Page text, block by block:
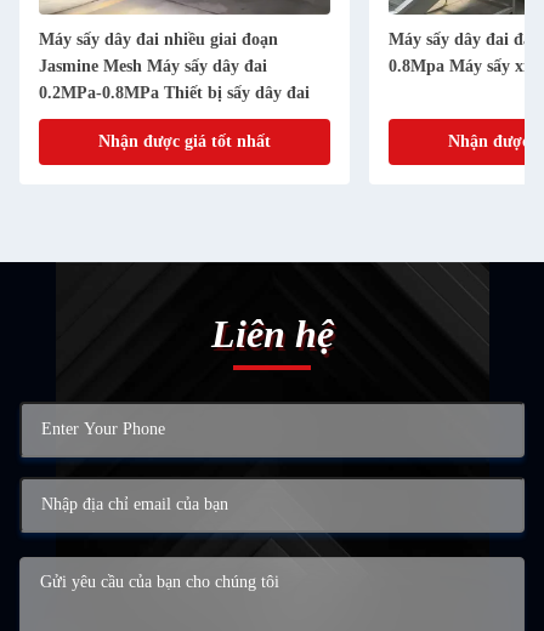
Máy sấy dây đai nhiều giai đoạn
Jasmine Mesh Máy sấy dây đai
0.2MPa-0.8MPa Thiết bị sấy dây đai
Nhận được giá tốt nhất
Máy sấy dây đai đa
0.8Mpa Máy sấy xịt
Nhận được
Liên hệ